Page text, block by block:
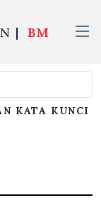
| BM
KATA KUNCI